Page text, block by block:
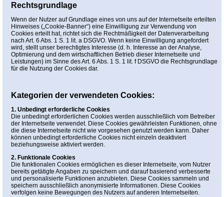
Rechtsgrundlage
Wenn der Nutzer auf Grundlage eines von uns auf der Internetseite erteilten
Hinweises („Cookie-Banner“) eine Einwilligung zur Verwendung von
Cookies erteilt hat, richtet sich die Rechtmäßigkeit der Datenverarbeitung
nach Art. 6 Abs. 1 S. 1 lit. a DSGVO. Wenn keine Einwilligung angefordert
wird, stellt unser berechtigtes Interesse (d. h. Interesse an der Analyse,
Optimierung und dem wirtschaftlichen Betrieb dieser Internetseite und
Leistungen) im Sinne des Art. 6 Abs. 1 S. 1 lit. f DSGVO die Rechtsgrundlage
für die Nutzung der Cookies dar.
Kategorien der verwendeten Cookies:
1. Unbedingt erforderliche Cookies
Die unbedingt erforderlichen Cookies werden ausschließlich vom Betreiber
der Internetseite verwendet. Diese Cookies gewährleisten Funktionen, ohne
die diese Internetseite nicht wie vorgesehen genutzt werden kann. Daher
können unbedingt erforderliche Cookies nicht einzeln deaktiviert
beziehungsweise aktiviert werden.
2. Funktionale Cookies
Die funktionalen Cookies ermöglichen es dieser Internetseite, vom Nutzer
bereits getätigte Angaben zu speichern und darauf basierend verbesserte
und personalisierte Funktionen anzubieten. Diese Cookies sammeln und
speichern ausschließlich anonymisierte Informationen. Diese Cookies
verfolgen keine Bewegungen des Nutzers auf anderen Internetseiten.